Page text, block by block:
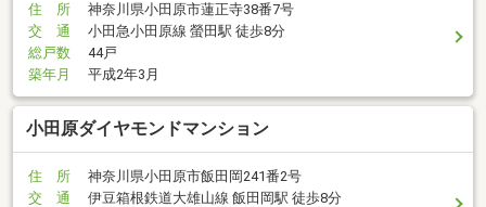
住 所
神奈川県小田原市蓮正寺38番7号
交 通
小田急小田原線 螢田駅 徒歩8分
総戸数
44戸
築年月
平成2年3月
小田原ダイヤモンドマンション
住 所
神奈川県小田原市飯田岡241番2号
交 通
伊豆箱根鉄道大雄山線 飯田岡駅 徒歩8分